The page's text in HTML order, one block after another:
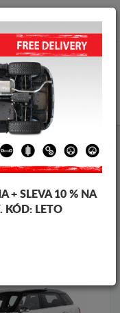
Mini Countryman
vozidel
+ SLEVA 10 % NA
KÓD: LETO